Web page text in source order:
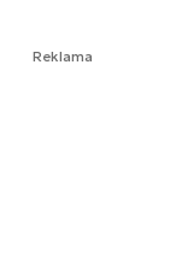
Reklama